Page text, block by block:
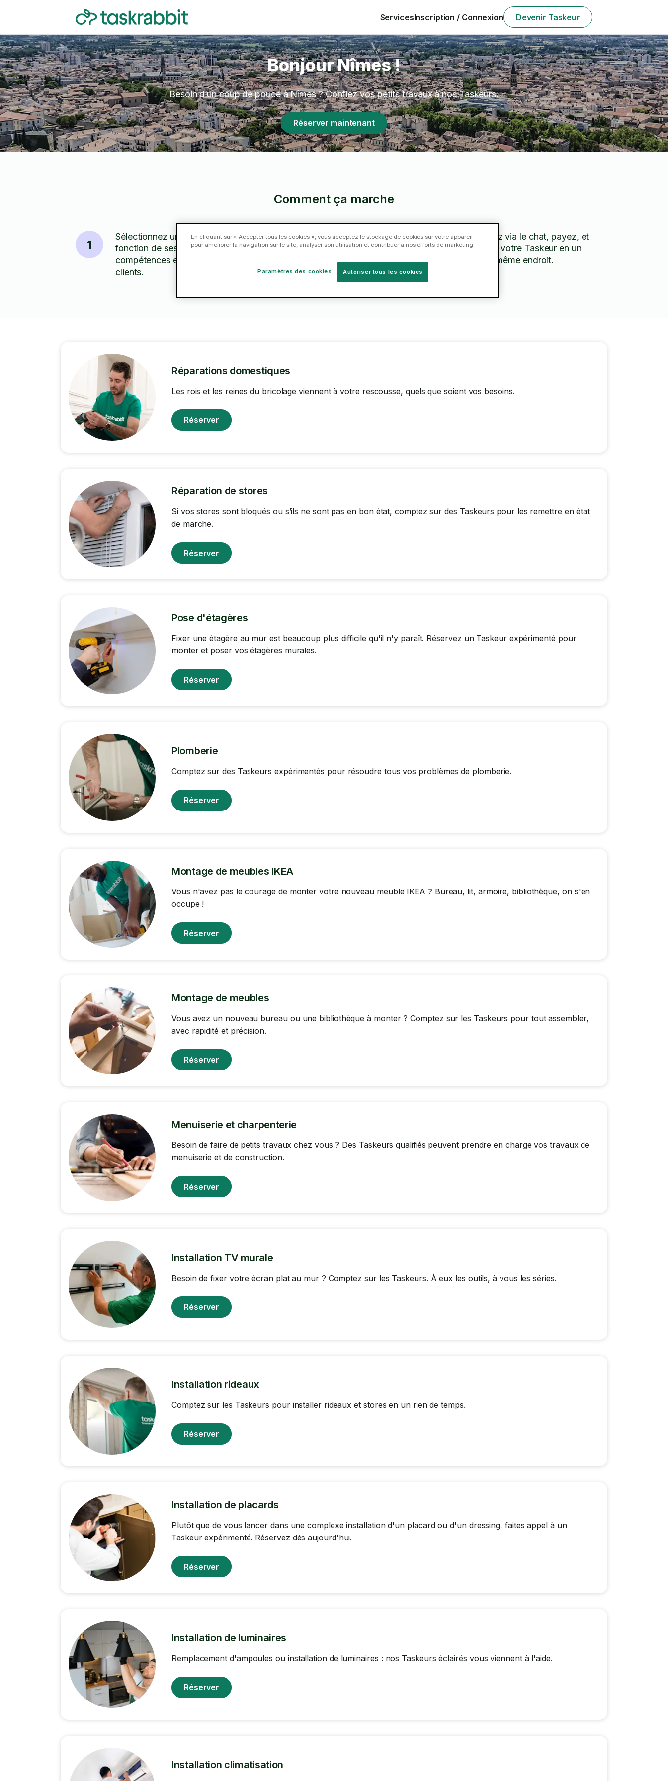
ServicesInscription / Connexion Devenir Taskeur
Bonjour Nîmes !
Besoin d’un coup de pouce à Nîmes ? Confiez vos petits travaux à nos Taskeurs.
Réserver maintenant
Comment ça marche
1
Sélectionnez un Taskeur en
fonction de ses tarifs,
compétences et des avis
clients.
2
Réservez un Taskeur dès
aujourd'hui.
3
Discutez via le chat, payez, et
évaluez votre Taskeur en un
seul et même endroit.
Réparations domestiques
Les rois et les reines du bricolage viennent à votre rescousse, quels que soient vos besoins.
Réserver
Réparation de stores
Si vos stores sont bloqués ou s’ils ne sont pas en bon état, comptez sur des Taskeurs pour les remettre en état
de marche.
Réserver
Pose d'étagères
Fixer une étagère au mur est beaucoup plus difficile qu'il n'y paraît. Réservez un Taskeur expérimenté pour
monter et poser vos étagères murales.
Réserver
Plomberie
Comptez sur des Taskeurs expérimentés pour résoudre tous vos problèmes de plomberie.
Réserver
Montage de meubles IKEA
Vous n'avez pas le courage de monter votre nouveau meuble IKEA ? Bureau, lit, armoire, bibliothèque, on s'en
occupe !
Réserver
Montage de meubles
Vous avez un nouveau bureau ou une bibliothèque à monter ? Comptez sur les Taskeurs pour tout assembler,
avec rapidité et précision.
Réserver
Menuiserie et charpenterie
Besoin de faire de petits travaux chez vous ? Des Taskeurs qualifiés peuvent prendre en charge vos travaux de
menuiserie et de construction.
Réserver
Installation TV murale
Besoin de fixer votre écran plat au mur ? Comptez sur les Taskeurs. À eux les outils, à vous les séries.
Réserver
Installation rideaux
Comptez sur les Taskeurs pour installer rideaux et stores en un rien de temps.
Réserver
Installation de placards
Plutôt que de vous lancer dans une complexe installation d'un placard ou d'un dressing, faites appel à un
Taskeur expérimenté. Réservez dès aujourd'hui.
Réserver
Installation de luminaires
Remplacement d'ampoules ou installation de luminaires : nos Taskeurs éclairés vous viennent à l'aide.
Réserver
Installation climatisation
En cliquant sur « Accepter tous les cookies », vous acceptez le stockage de cookies sur votre appareil
pour améliorer la navigation sur le site, analyser son utilisation et contribuer à nos efforts de marketing.
Autoriser tous les cookies
Paramètres des cookies